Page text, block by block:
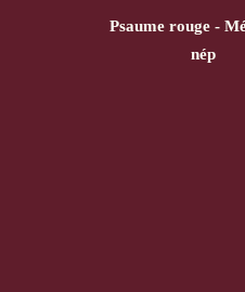
Psaume rouge -
nép